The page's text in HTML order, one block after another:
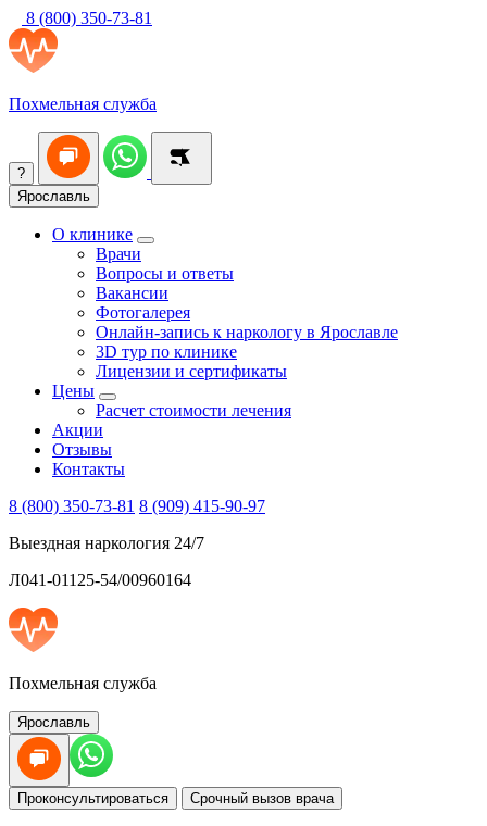
8 (800) 350-73-81
Похмельная служба
?
Ярославль
О клинике
Врачи
Вопросы и ответы
Вакансии
Фотогалерея
Онлайн-запись к наркологу в Ярославле
3D тур по клинике
Лицензии и сертификаты
Цены
Расчет стоимости лечения
Акции
Отзывы
Контакты
8 (800) 350-73-81 8 (909) 415-90-97
Выездная наркология 24/7
Л041-01125-54/00960164
Похмельная служба
Ярославль
Проконсультироваться Срочный вызов врача